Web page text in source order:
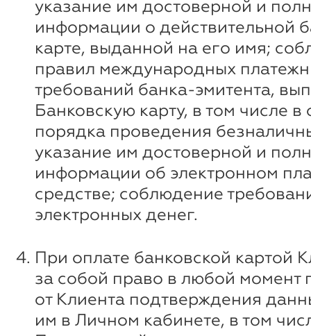
указание им достоверной и
информации о действительной
карте, выданной на его имя;
правил международных
требований банка-эмитента,
Банковскую карту, в том числе
порядка проведения
указание им достоверной и
информации об электронном
средстве; соблюдение
электронных денег.
При оплате банковской картой
за собой право в любой момент
от Клиента подтверждения
им в Личном кабинете, в том